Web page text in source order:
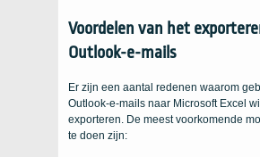
Voordelen van het
Outlook-e-mails
Er zijn een aantal redenen waarom
Outlook-e-mails naar Microsoft Excel
exporteren. De meest voorkomende
te doen zijn: